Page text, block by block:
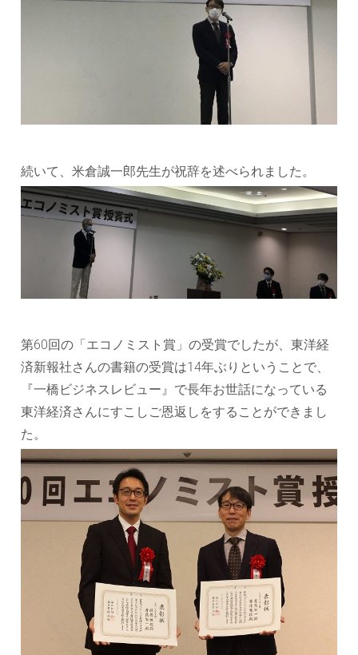
続いて、米倉誠一郎先生が祝辞を述べられました。
第60回の「エコノミスト賞」の受賞でしたが、東洋経
済新報社さんの書籍の受賞は14年ぶりということで、
『一橋ビジネスレビュー』で長年お世話になっている
東洋経済さんにすこしご恩返しをすることができまし
た。